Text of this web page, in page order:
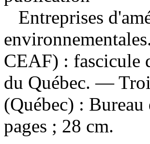
Entreprises
CEAF) : fascicule
du Québec. —
(Québec) :
pages ; 28 cm.